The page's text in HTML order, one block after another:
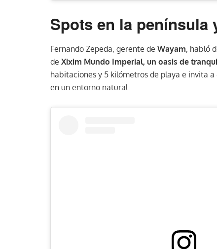
Spots en la península
Fernando Zepeda, gerente de Wayam, habló
de Xixim Mundo Imperial, un oasis de
habitaciones y 5 kilómetros de playa e invita
en un entorno natural.